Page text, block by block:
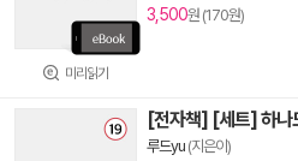
미리읽기
3,500원 (170원)
[전자책] [세트] 하나
루드yu (지은이)